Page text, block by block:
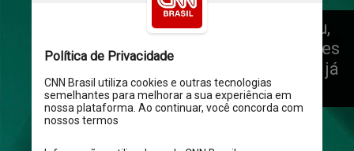
Dos oito livros que publicou,
quatro vão ganhar adaptações
para a TV e para o cinema – já
em produção